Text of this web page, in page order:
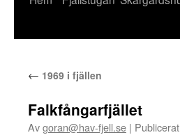
← 1969 i fjällen
Falkfångarfjället
Avgoran@hav-fjell.se | Publicerat